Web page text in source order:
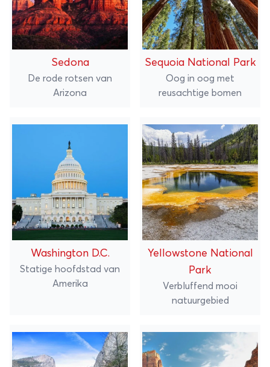
Sedona
De rode rotsen van
Arizona
Sequoia National Park
Oog in oog met
reusachtige bomen
Washington D.C.
Statige hoofdstad van
Amerika
Yellowstone National
Park
Verbluffend mooi
natuurgebied